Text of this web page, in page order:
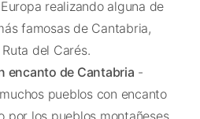
realizando alguna de
famosas de Cantabria,
del Carés.
encanto de Cantabria -
pueblos con encanto
por los pueblos montañeses,